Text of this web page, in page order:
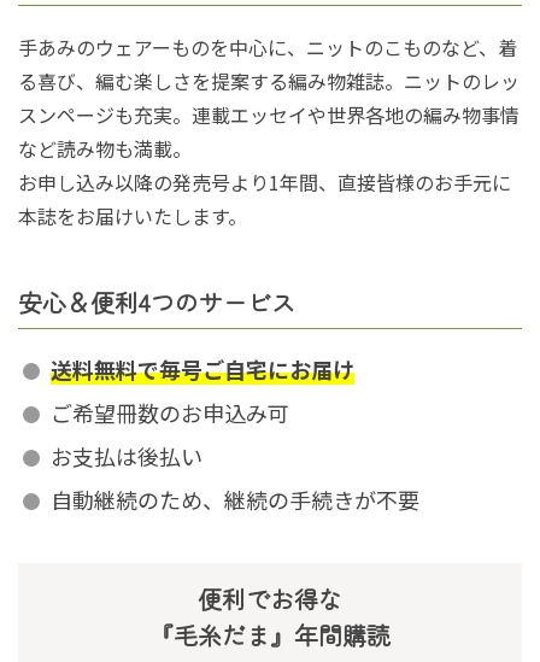
手あみのウェアーものを中心に、ニットのこものなど、着
る喜び、編む楽しさを提案する編み物雑誌。ニットのレッ
スンページも充実。連載エッセイや世界各地の編み物事情
など読み物も満載。
お申し込み以降の発売号より1年間、直接皆様のお手元に
本誌をお届けいたします。
安心＆便利4つのサービス
送料無料で毎号ご自宅にお届け
ご希望冊数のお申込み可
お支払は後払い
自動継続のため、継続の手続きが不要
便利でお得な
『毛糸だま』年間購読